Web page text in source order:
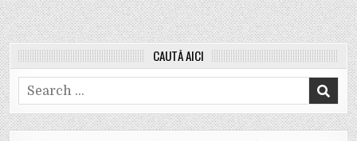
CAUTĂ AICI
Search
for: